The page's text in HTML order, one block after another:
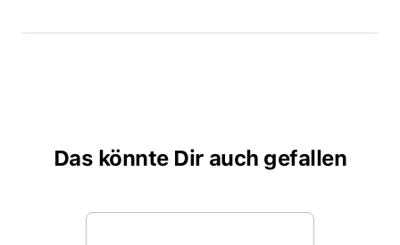
Das könnte Dir auch gefallen
Produktgalerie überspringen